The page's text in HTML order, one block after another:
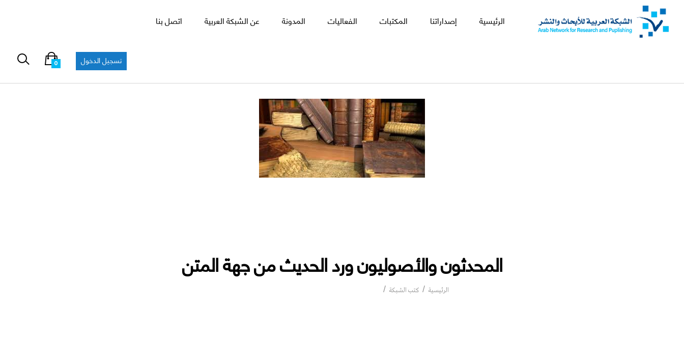
الرئيسية إصداراتنا المكتبات الفعاليات المدونة عن الشبكة العربية اتصل بنا
تسجيل الدخول 0
المحدثون والأصوليون ورد الحديث من جهة المتن
الرئيسية كتب الشبكة